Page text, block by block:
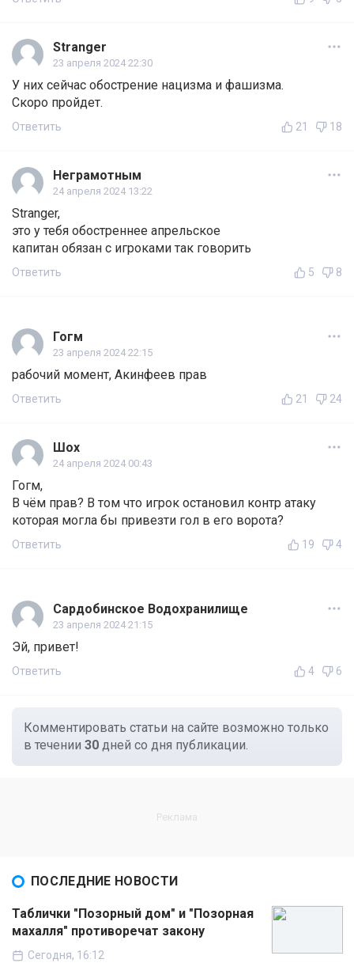
Stranger
23 апреля 2024 22:30
У них сейчас обострение нацизма и фашизма.
Скоро пройдет.
Ответить 21 18
Неграмотным
24 апреля 2024 13:22
Stranger,
это у тебя обостреннее апрельское
капитан обязан с игроками так говорить
Ответить 5 8
Гогм
23 апреля 2024 22:15
рабочий момент, Акинфеев прав
Ответить 21 24
Шох
24 апреля 2024 00:43
Гогм,
В чём прав? В том что игрок остановил контр атаку
которая могла бы привезти гол в его ворота?
Ответить 19 4
Сардобинское Водохранилище
23 апреля 2024 21:15
Эй, привет!
Ответить 4 6
Комментировать статьи на сайте возможно только
в течении 30 дней со дня публикации.
ПОСЛЕДНИЕ НОВОСТИ
Таблички "Позорный дом" и "Позорная
махалля" противоречат закону
Сегодня, 16:12